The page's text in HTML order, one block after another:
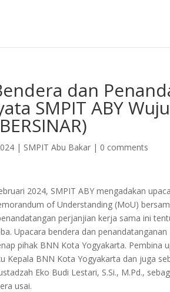
dan
SMPIT ABY
| SMPIT Abu Bakar | 0 comments
2024, SMPIT ABY mengadakan
of Understanding (MoU)
perjanjian kerja sama ini
Upacara bendera dan
pihak BNN Kota Yogyakarta. Pembina
Kepala BNN Kota Yogyakarta dan juga
Eko Budi Lestari, S.Si., M.Pd.,
usai.